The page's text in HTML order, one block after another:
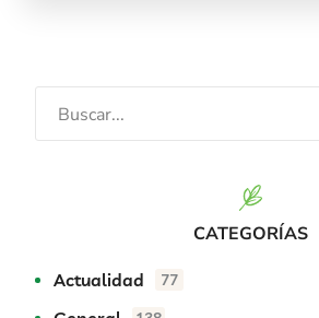
CATEGORÍAS
Actualidad 77